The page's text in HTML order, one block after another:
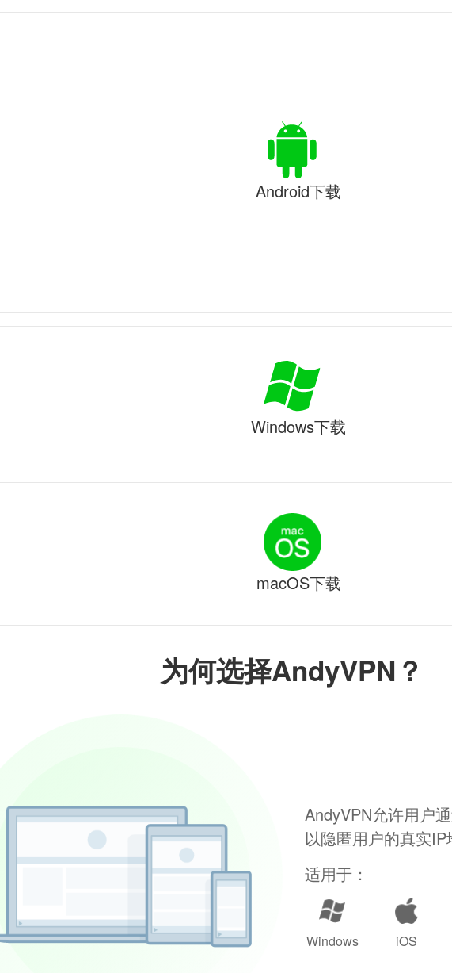
为何选择AndyVPN？
AndyVPN允许用户
以隐匿用户的真实IP
适用于：
Windows iOS
Android下载
Windows下载
macOS下载